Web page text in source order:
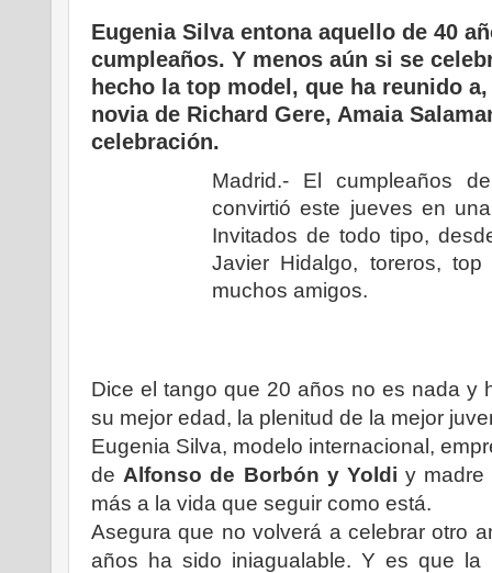
Eugenia Silva entona aquello de 40
cumpleaños. Y menos aún si se
hecho la top model, que ha reunido
novia de Richard Gere, Amaia
celebración.
Madrid.- El cumpleaños
convirtió este jueves en
Invitados de todo tipo,
Javier Hidalgo, toreros,
muchos amigos.
Dice el tango que 20 años no es nada y
su mejor edad, la plenitud de la mejor
Eugenia Silva, modelo internacional,
de Alfonso de Borbón y Yoldiy
más a la vida que seguir como está.
Asegura que no volverá a celebrar otro
años ha sido iniagualable. Y es que